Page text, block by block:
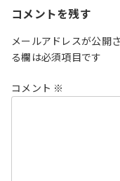
コメントを残す
メールアドレスが公開
る欄は必須項目です
コメント ※